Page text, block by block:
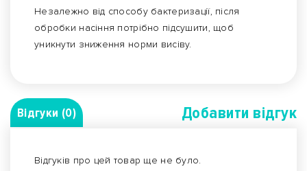
Незалежно від способу бактеризації, після
обробки насіння потрібно підсушити, щоб
уникнути зниження норми висіву.
Відгуки (0) Добавити вiдгук
Відгуків про цей товар ще не було.